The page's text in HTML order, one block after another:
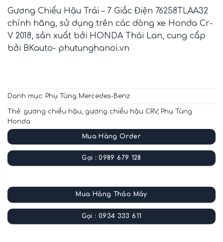
Gương Chiếu Hậu Trái – 7 Giắc Điện 76258TLAA32
chính hãng, sử dụng trên các dòng xe Honda Cr-
V 2018, sản xuất bởi HONDA Thái Lan, cung cấp
bởi BKauto- phutunghanoi.vn
Danh mục: Phụ Tùng Mercedes-Benz
Thẻ: gương chiếu hậu gương chiếu hậu CRV, Phụ Tùng
Honda
Mua Hàng Order
Gọi : 0989 679 128
Mua Hàng Tháo Máy
Gọi : 0934 333 611